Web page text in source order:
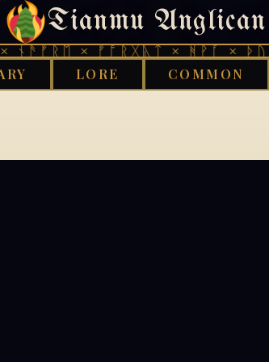
Tianmu Anglican
× ᚠᚩᚱᚷᚣᛏ × ᚻᚹᚪ ×
LORE COMMON
404